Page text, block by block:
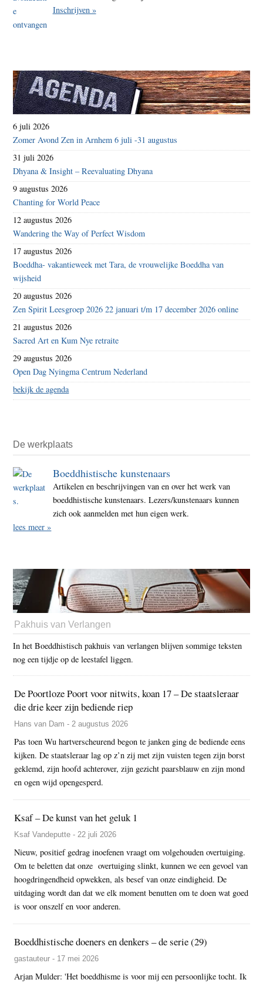
Inschrijven »
6 juli 2026
Zomer Avond Zen in Arnhem 6 juli -31 augustus
31 juli 2026
Dhyana & Insight – Reevaluating Dhyana
9 augustus 2026
Chanting for World Peace
12 augustus 2026
Wandering the Way of Perfect Wisdom
17 augustus 2026
Boeddha- vakantieweek met Tara, de vrouwelijke Boeddha van
wijsheid
20 augustus 2026
Zen Spirit Leesgroep 2026 22 januari t/m 17 december 2026 online
21 augustus 2026
Sacred Art en Kum Nye retraite
29 augustus 2026
Open Dag Nyingma Centrum Nederland
bekijk de agenda
De werkplaats
Boeddhistische kunstenaars
Artikelen en beschrijvingen van en over het werk van
boeddhistische kunstenaars. Lezers/kunstenaars kunnen
zich ook aanmelden met hun eigen werk.
lees meer »
Pakhuis van Verlangen
In het Boeddhistisch pakhuis van verlangen blijven sommige teksten
nog een tijdje op de leestafel liggen.
De Poortloze Poort voor nitwits, koan 17 – De staatsleraar
die drie keer zijn bediende riep
Hans van Dam - 2 augustus 2026
Pas toen Wu hartverscheurend begon te janken ging de bediende eens
kijken. De staatsleraar lag op z’n zij met zijn vuisten tegen zijn borst
geklemd, zijn hoofd achterover, zijn gezicht paarsblauw en zijn mond
en ogen wijd opengesperd.
Ksaf – De kunst van het geluk 1
Ksaf Vandeputte - 22 juli 2026
Nieuw, positief gedrag inoefenen vraagt om volgehouden overtuiging.
Om te beletten dat onze overtuiging slinkt, kunnen we een gevoel van
hoogdringendheid opwekken, als besef van onze eindigheid. De
uitdaging wordt dan dat we elk moment benutten om te doen wat goed
is voor onszelf en voor anderen.
Boeddhistische doeners en denkers – de serie (29)
gastauteur - 17 mei 2026
Arjan Mulder: 'Het boeddhisme is voor mij een persoonlijke tocht. Ik